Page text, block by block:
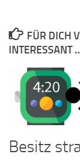
FÜR DICH
INTERESSANT
Besitz